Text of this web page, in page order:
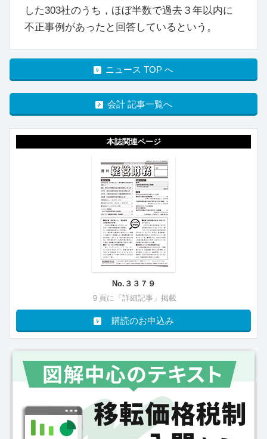
した303社のうち，ほぼ半数で過去３年以内に
不正事例があったと回答しているという。
ニュース TOP へ
会計 記事一覧へ
本誌関連ページ
No.３３７９
９頁に「詳細記事」掲載
購読のお申込み